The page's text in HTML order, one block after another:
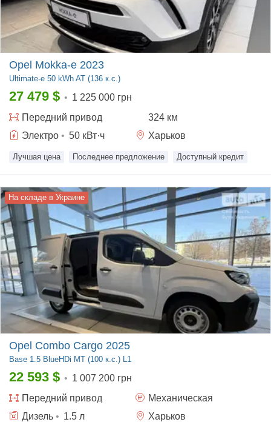
Opel Mokka-e 2023
Ultimate-e 50 kWh AT (136 к.с.)
27 479 $ • 1 225 000 грн
Передний привод
324 км
Электро • 50 кВт·ч Харьков
Лучшая цена Последнее предложение Доступный кредит
На складе в Украине
Opel Combo Cargo 2025
Base 1.5 BlueHDi МТ (100 к.с.) L1
22 593 $ • 1 007 200 грн
Передний привод
Механическая
Дизель • 1.5 л Харьков